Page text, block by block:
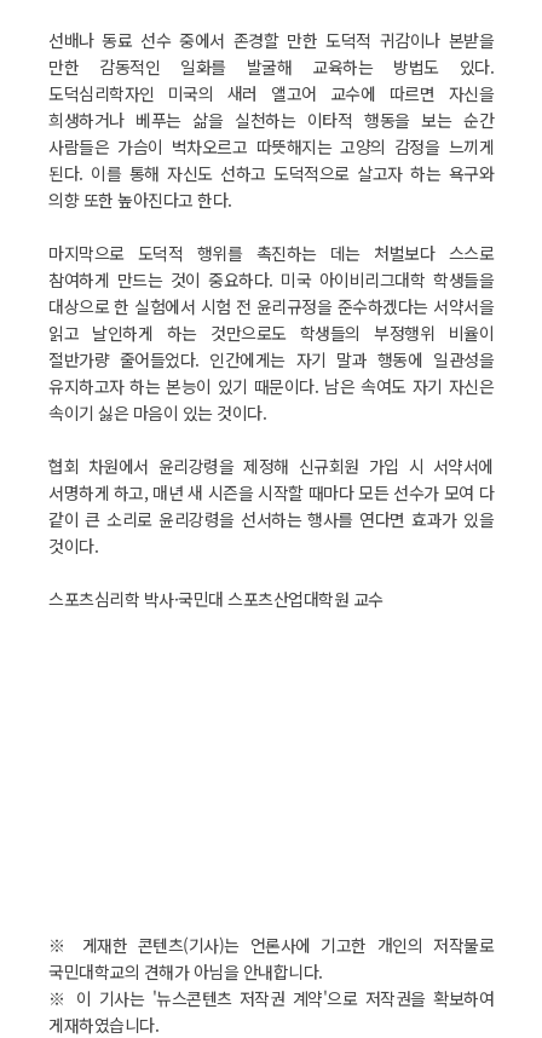
선배나 동료 선수 중에서 존경할 만한 도덕적 귀감이나 본받을
만한 감동적인 일화를 발굴해 교육하는 방법도 있다.
도덕심리학자인 미국의 새러 앨고어 교수에 따르면 자신을
희생하거나 베푸는 삶을 실천하는 이타적 행동을 보는 순간
사람들은 가슴이 벅차오르고 따뜻해지는 고양의 감정을 느끼게
된다. 이를 통해 자신도 선하고 도덕적으로 살고자 하는 욕구와
의향 또한 높아진다고 한다.
마지막으로 도덕적 행위를 촉진하는 데는 처벌보다 스스로
참여하게 만드는 것이 중요하다. 미국 아이비리그대학 학생들을
대상으로 한 실험에서 시험 전 윤리규정을 준수하겠다는 서약서을
읽고 날인하게 하는 것만으로도 학생들의 부정행위 비율이
절반가량 줄어들었다. 인간에게는 자기 말과 행동에 일관성을
유지하고자 하는 본능이 있기 때문이다. 남은 속여도 자기 자신은
속이기 싫은 마음이 있는 것이다.
협회 차원에서 윤리강령을 제정해 신규회원 가입 시 서약서에
서명하게 하고, 매년 새 시즌을 시작할 때마다 모든 선수가 모여 다
같이 큰 소리로 윤리강령을 선서하는 행사를 연다면 효과가 있을
것이다.
스포츠심리학 박사·국민대 스포츠산업대학원 교수
※ 게재한 콘텐츠(기사)는 언론사에 기고한 개인의 저작물로
국민대학교의 견해가 아님을 안내합니다.
※ 이 기사는 '뉴스콘텐츠 저작권 계약'으로 저작권을 확보하여
게재하였습니다.